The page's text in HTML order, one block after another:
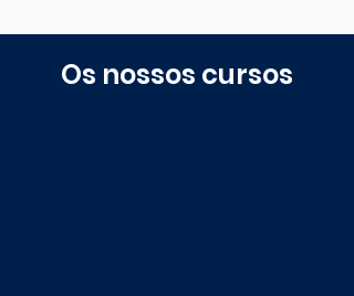
Os nossos cursos